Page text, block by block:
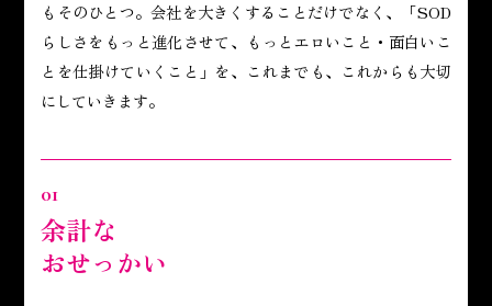
もそのひとつ。会社を大きくすることだけでなく、「SOD
らしさをもっと進化させて、もっとエロいこと・面白いこ
とを仕掛けていくこと」を、これまでも、これからも大切
にしていきます。
01
余計な
おせっかい